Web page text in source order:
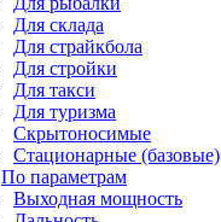
Для склада
Для страйкбола
Для стройки
Для такси
Для туризма
Скрытоносимые
Стационарные (базовые)
По параметрам
Выходная мощность